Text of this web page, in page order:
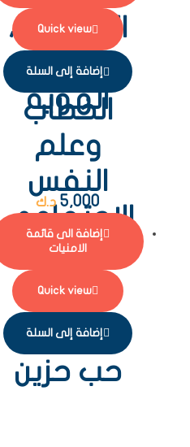
العلمانية،
تشظي
الهوية
Quick view
إضافة إلى السلة
الخطاب
وعلم
النفس
الاجتماعي
5,000 د.ك
إضافة الى قائمة
الامنيات
Quick view
إضافة إلى السلة
حب حزين